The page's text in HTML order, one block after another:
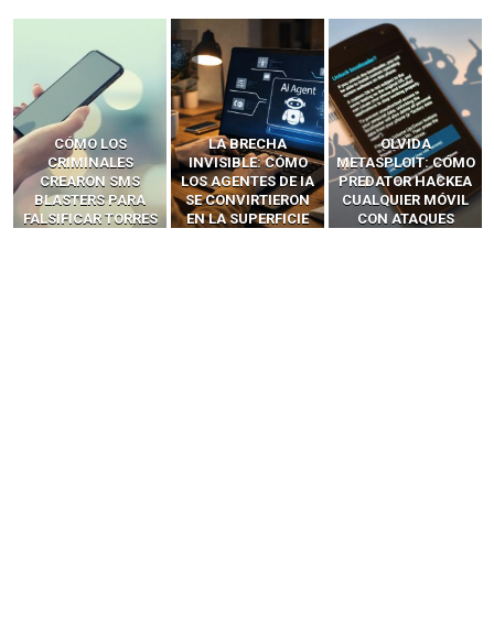
LA BRECHA
INVISIBLE: CÓMO
LOS AGENTES DE IA
SE CONVIRTIERON
EN LA SUPERFICIE
OLVIDA
METASPLOIT: CÓMO
PREDATOR HACKEA
CUALQUIER MÓVIL
CON ATAQUES
CÓMO LOS HACKERS
INTERCEPTAN OTPS
Y LLAMADAS
MÓVILES SIN
‘HACKEAR’ — EL